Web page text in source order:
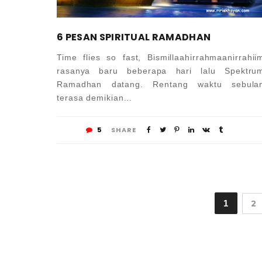
6 PESAN SPIRITUAL RAMADHAN
Time flies so fast,
rasanya baru beberapa hari lalu
Ramadhan datang. Rentang waktu
terasa demikian...
5 SHARE
1 2